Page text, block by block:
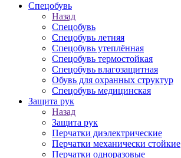
Спецобувь
Назад
Спецобувь
Спецобувь летняя
Спецобувь утеплённая
Спецобувь термостойкая
Спецобувь влагозащитная
Обувь для охранных структур
Спецобувь медицинская
Защита рук
Назад
Защита рук
Перчатки диэлектрические
Перчатки механически стойкие
Перчатки одноразовые